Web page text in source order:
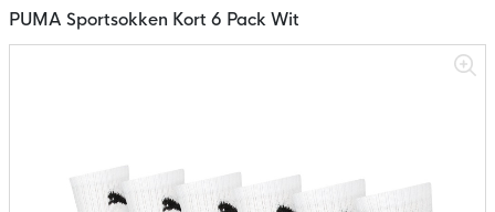
PUMA Sportsokken Kort 6 Pack Wit